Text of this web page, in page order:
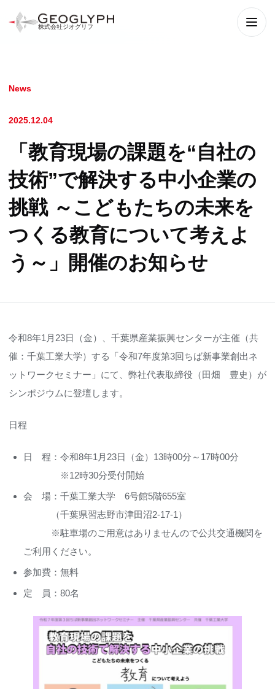
株式会社ジオグリフ
メニ
News
2025.12.04
「教育現場の課題を“自社の
技術”で解決する中小企業の
挑戦 ～こどもたちの未来を
つくる教育について考えよ
う～」開催のお知らせ
令和8年1月23日（金）、千葉県産業振興センターが主催（共
催：千葉工業大学）する「令和7年度第3回ちば新事業創出ネ
ットワークセミナー」にて、弊社代表取締役（田畑 豊史）が
シンポジウムに登壇します。
日程
日 程：令和8年1月23日（金）13時00分～17時00分
※12時30分受付開始
会 場：千葉工業大学 6号館5階655室
（千葉県習志野市津田沼2-17-1）
※駐車場のご用意はありませんので公共交通機関を
ご利用ください。
参加費：無料
定 員：80名